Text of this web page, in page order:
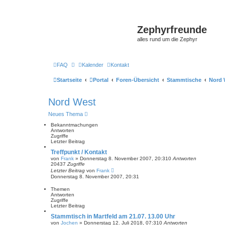
Zephyrfreunde
alles rund um die Zephyr
FAQ Kalender Kontakt
Startseite Portal Foren-Übersicht Stammtische Nord
Nord West
Neues Thema
Bekanntmachungen
Antworten
Zugriffe
Letzter Beitrag
Treffpunkt / Kontakt
von Frank » Donnerstag 8. November 2007, 20:310 Antworten
20437 Zugriffe
Letzter Beitrag von Frank
Donnerstag 8. November 2007, 20:31
Themen
Antworten
Zugriffe
Letzter Beitrag
Stammtisch in Martfeld am 21.07. 13.00 Uhr
von Jochen » Donnerstag 12. Juli 2018, 07:310 Antworten